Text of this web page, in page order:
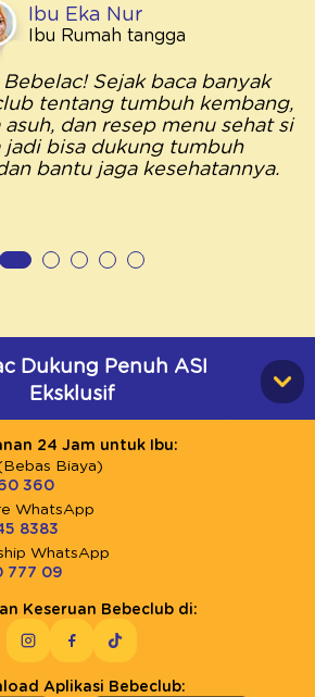
Ibu Eka Nur
Ibu Rumah tangga
Bebelac! Sejak baca banyak
tentang tumbuh kembang,
dan resep menu sehat si
jadi bisa dukung tumbuh
bantu jaga kesehatannya.
Dukung Penuh ASI
Eksklusif
24 Jam untuk Ibu:
Biaya)
360
WhatsApp
8383
WhatsApp
777 09
Keseruan Bebeclub di:
Aplikasi Bebeclub: